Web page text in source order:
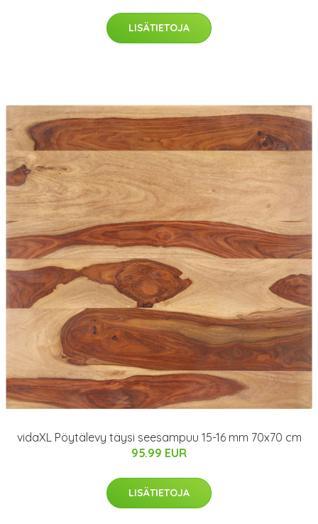
LISÄTIETOJA
vidaXL Pöytälevy täysi seesampuu 15-16 mm 70x70 cm
95.99 EUR
LISÄTIETOJA